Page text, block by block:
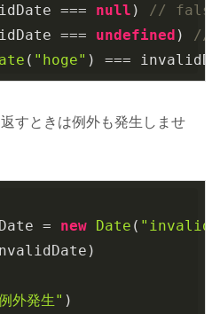
=== null ) // false
=== undefined ) //
( "hoge" ) ===
すときは例外も発生しませ
= new Date (
外発生" )